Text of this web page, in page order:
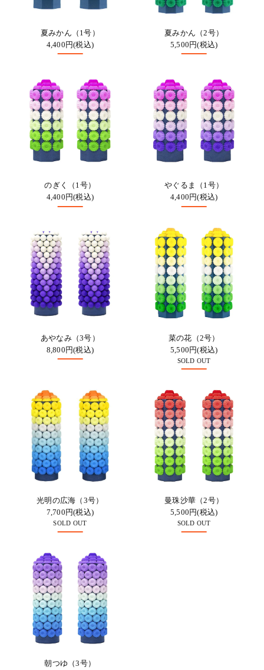
夏みかん（1号）
4,400円(税込)
夏みかん（2号）
5,500円(税込)
のぎく（1号）
4,400円(税込)
やぐるま（1号）
4,400円(税込)
あやなみ（3号）
8,800円(税込)
菜の花（2号）
5,500円(税込)
SOLD OUT
光明の広海（3号）
7,700円(税込)
SOLD OUT
曼珠沙華（2号）
5,500円(税込)
SOLD OUT
朝つゆ（3号）